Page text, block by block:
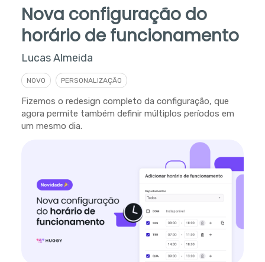
Nova configuração do
horário de funcionamento
Lucas Almeida
NOVO PERSONALIZAÇÃO
Fizemos o redesign completo da configuração, que
agora permite também definir múltiplos períodos em
um mesmo dia.